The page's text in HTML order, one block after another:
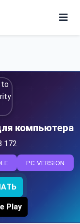
компьютера
172
PC VERSION
Play